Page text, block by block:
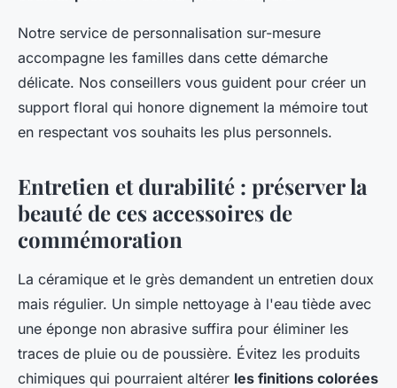
Notre service de personnalisation sur-mesure
accompagne les familles dans cette démarche
délicate. Nos conseillers vous guident pour créer un
support floral qui honore dignement la mémoire tout
en respectant vos souhaits les plus personnels.
Entretien et durabilité : préserver la
beauté de ces accessoires de
commémoration
La céramique et le grès demandent un entretien doux
mais régulier. Un simple nettoyage à l'eau tiède avec
une éponge non abrasive suffira pour éliminer les
traces de pluie ou de poussière. Évitez les produits
chimiques qui pourraient altérer les finitions colorées